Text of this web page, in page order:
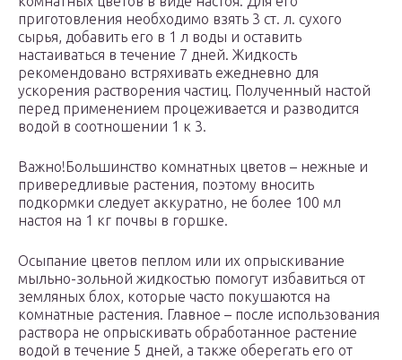
приготовления необходимо взять 3 ст. л. сухого
сырья, добавить его в 1 л воды и оставить
настаиваться в течение 7 дней. Жидкость
рекомендовано встряхивать ежедневно для
ускорения растворения частиц. Полученный настой
перед применением процеживается и разводится
водой в соотношении 1 к 3.
Важно!Большинство комнатных цветов – нежные и
привередливые растения, поэтому вносить
подкормки следует аккуратно, не более 100 мл
настоя на 1 кг почвы в горшке.
Осыпание цветов пеплом или их опрыскивание
мыльно-зольной жидкостью помогут избавиться от
земляных блох, которые часто покушаются на
комнатные растения. Главное – после использования
раствора не опрыскивать обработанное растение
водой в течение 5 дней, а также оберегать его от